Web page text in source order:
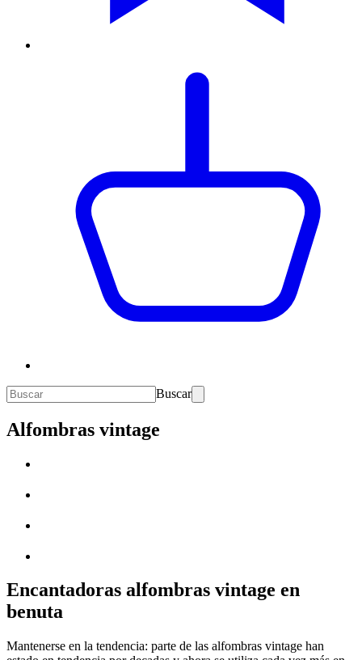
Buscar
Alfombras vintage
Encantadoras alfombras vintage en
benuta
Mantenerse en la tendencia: parte de las alfombras vintage han